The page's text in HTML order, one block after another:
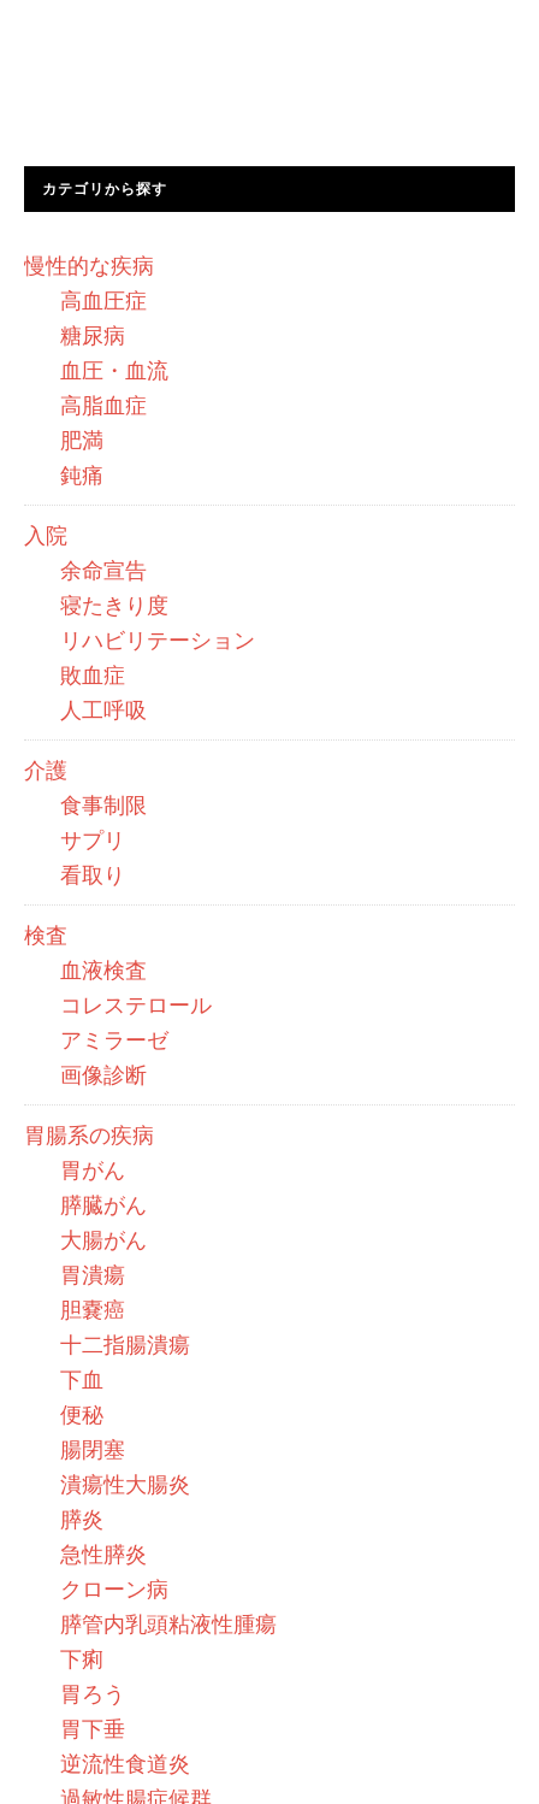
カテゴリから探す
慢性的な疾病
高血圧症
糖尿病
血圧・血流
高脂血症
肥満
鈍痛
入院
余命宣告
寝たきり度
リハビリテーション
敗血症
人工呼吸
介護
食事制限
サプリ
看取り
検査
血液検査
コレステロール
アミラーゼ
画像診断
胃腸系の疾病
胃がん
膵臓がん
大腸がん
胃潰瘍
胆嚢癌
十二指腸潰瘍
下血
便秘
腸閉塞
潰瘍性大腸炎
膵炎
急性膵炎
クローン病
膵管内乳頭粘液性腫瘍
下痢
胃ろう
胃下垂
逆流性食道炎
過敏性腸症候群